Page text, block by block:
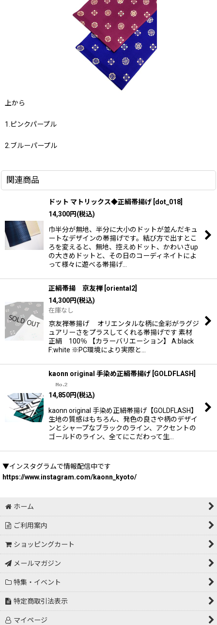
上から
1.ピンクパープル
2.ブルーパープル
関連商品
ドット マトリックス◆正絹帯揚げ dot_018
14,300円(税込)
巾半分が無地、半分に大小のドットが並んだキュ
ートなデザインの帯揚げです。結び方で出すとこ
ろを変えると、無地、控えめドット、かわいさup
の大きめドットと、その日のコーディネイトによ
って様々に遊べる帯揚げ…
正絹帯揚 京友禅 oriental2
14,300円(税込)
在庫なし
京友禅帯揚げ オリエンタルな柄に金彩がラグジ
ュアリーさをプラスしてくれる帯揚げです 素材
正絹 100％ 【カラーバリエーション】 A:black
F:white ※PC環境により実際と…
kaonn original 手染め正絹帯揚げ GOLDFLASH
14,850円(税込)
kaonn original 手染め正絹帯揚げ【GOLDFLASH】
生地の質感はもちろん、発色の良さや柄のデザイ
ンとシャープなブラックのライン、アクセントの
ゴールドのライン、全てにこだわって生…
▼インスタグラムで情報配信中です
https://www.instagram.com/kaonn_kyoto/
ホーム
ご利用案内
ショッピングカート
メールマガジン
特集・イベント
特定商取引法表示
マイページ